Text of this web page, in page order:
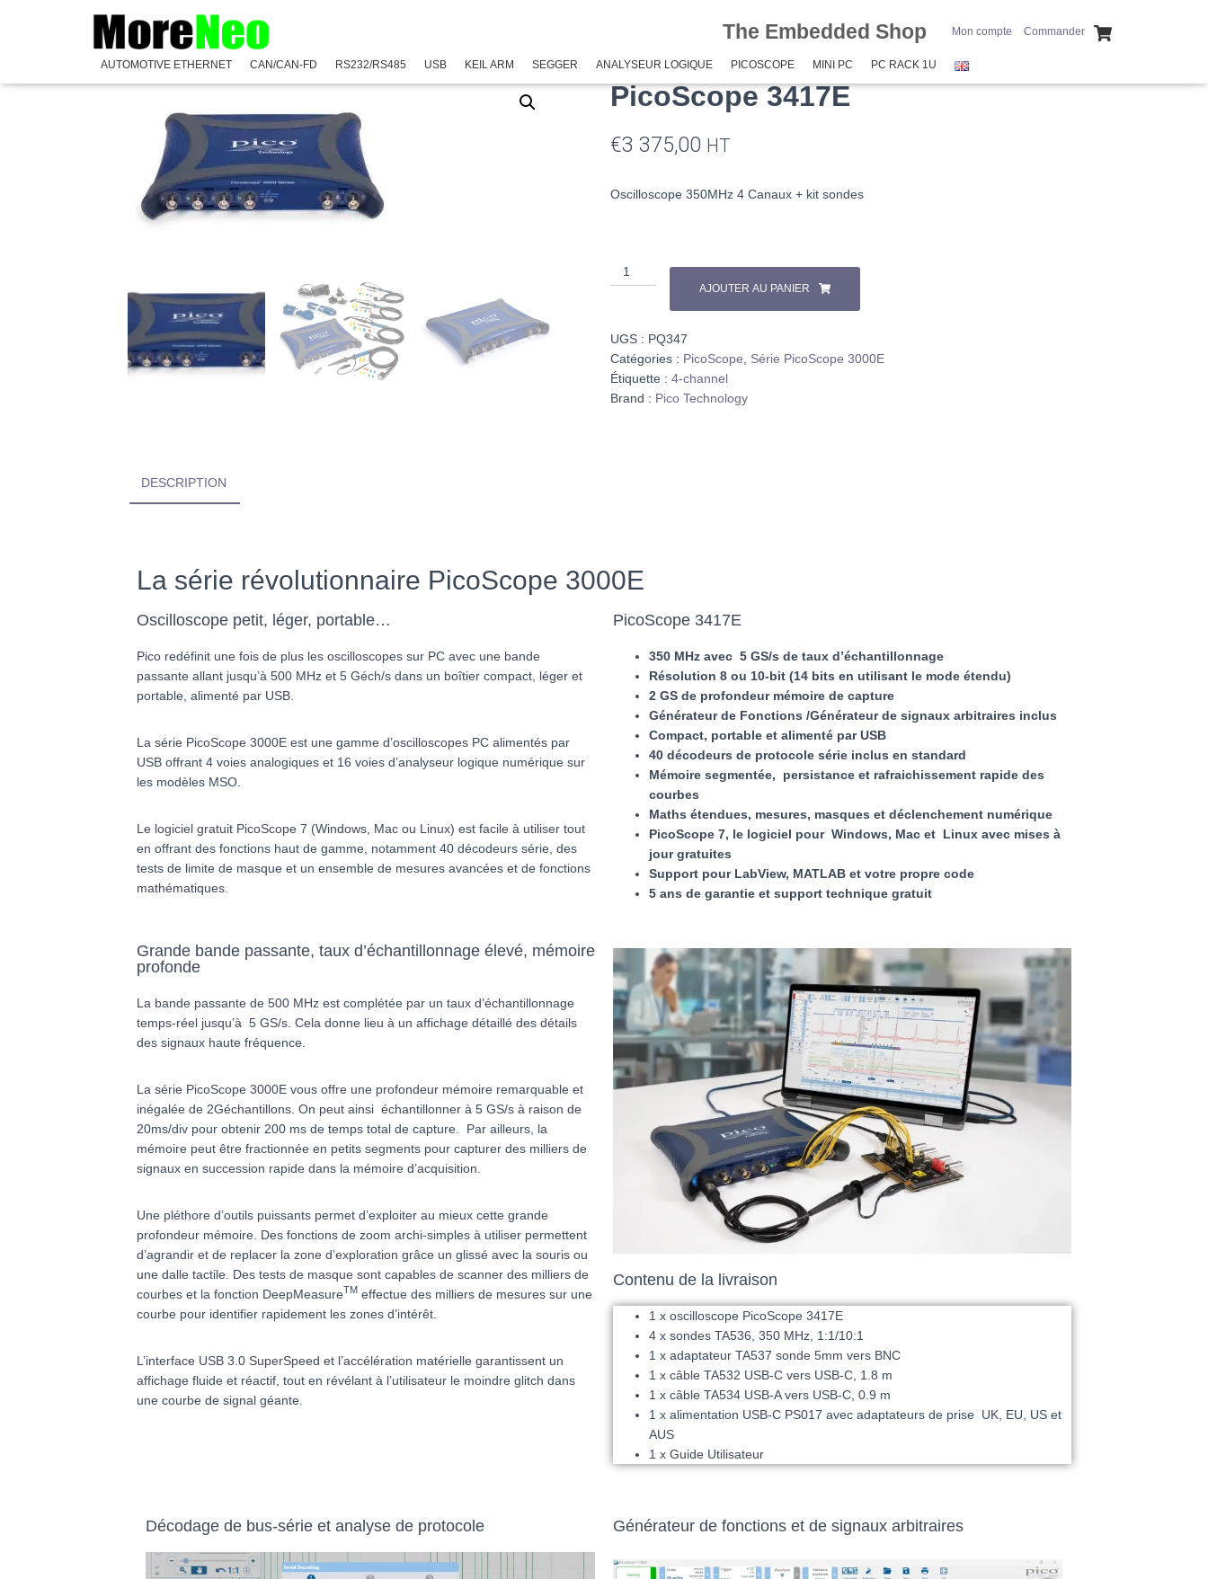
The Embedded Shop Mon compte Commander
AUTOMOTIVE ETHERNET CAN/CAN-FD RS232/RS485 USB KEIL ARM SEGGER ANALYSEUR LOGIQUE PICOSCOPE MINI PC PC RACK 1U
Accueil /PicoScope/Série 3000
PicoScope 3417E
€3 375,00 HT
Oscilloscope 350MHz 4 Canaux + kit sondes
AJOUTER AU PANIER
UGS : PQ347
Catégories : PicoScope
Série PicoScope 3000E
Étiquette : 4-channel
Brand : Pico Technology
DESCRIPTION
La série révolutionnaire PicoScope 3000E
Oscilloscope petit, léger, portable…
Pico redéfinit une fois de plus les oscilloscopes sur PC avec une bande
passante allant jusqu’à 500 MHz et 5 Géch/s dans un boîtier compact, léger et
portable, alimenté par USB.
La série PicoScope 3000E est une gamme d’oscilloscopes PC alimentés par
USB offrant 4 voies analogiques et 16 voies d’analyseur logique numérique sur
les modèles MSO.
Le logiciel gratuit PicoScope 7 (Windows, Mac ou Linux) est facile à utiliser tout
en offrant des fonctions haut de gamme, notamment 40 décodeurs série, des
tests de limite de masque et un ensemble de mesures avancées et de fonctions
mathématiques.
Grande bande passante, taux d’échantillonnage élevé, mémoire
profonde
La bande passante de 500 MHz est complétée par un taux d’échantillonnage
temps-réel jusqu’à 5 GS/s. Cela donne lieu à un affichage détaillé des détails
des signaux haute fréquence.
La série PicoScope 3000E vous offre une profondeur mémoire remarquable et
inégalée de 2Géchantillons. On peut ainsi échantillonner à 5 GS/s à raison de
20ms/div pour obtenir 200 ms de temps total de capture. Par ailleurs, la
mémoire peut être fractionnée en petits segments pour capturer des milliers de
signaux en succession rapide dans la mémoire d’acquisition.
Une pléthore d’outils puissants permet d’exploiter au mieux cette grande
profondeur mémoire. Des fonctions de zoom archi-simples à utiliser permettent
d’agrandir et de replacer la zone d’exploration grâce un glissé avec la souris ou
une dalle tactile. Des tests de masque sont capables de scanner des milliers de
courbes et la fonction DeepMeasureTM effectue des milliers de mesures sur une
courbe pour identifier rapidement les zones d’intérêt.
L’interface USB 3.0 SuperSpeed et l’accélération matérielle garantissent un
affichage fluide et réactif, tout en révélant à l’utilisateur le moindre glitch dans
une courbe de signal géante.
PicoScope 3417E
350 MHz avec 5 GS/s de taux d’échantillonnage
Résolution 8 ou 10-bit (14 bits en utilisant le mode étendu)
2 GS de profondeur mémoire de capture
Générateur de Fonctions /Générateur de signaux arbitraires inclus
Compact, portable et alimenté par USB
40 décodeurs de protocole série inclus en standard
Mémoire segmentée, persistance et rafraichissement rapide des
courbes
Maths étendues, mesures, masques et déclenchement numérique
PicoScope 7, le logiciel pour Windows, Mac et Linux avec mises à
jour gratuites
Support pour LabView, MATLAB et votre propre code
5 ans de garantie et support technique gratuit
Contenu de la livraison
1 x oscilloscope PicoScope 3417E
4 x sondes TA536, 350 MHz, 1:1/10:1
1 x adaptateur TA537 sonde 5mm vers BNC
1 x câble TA532 USB-C vers USB-C, 1.8 m
1 x câble TA534 USB-A vers USB-C, 0.9 m
1 x alimentation USB-C PS017 avec adaptateurs de prise UK, EU, US et
AUS
1 x Guide Utilisateur
Décodage de bus-série et analyse de protocole Générateur de fonctions et de signaux arbitraires